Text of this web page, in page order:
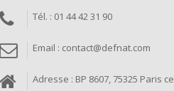
Tél. : 01 44 42 31 90
Email : contact@defnat.com
Adresse : BP 8607, 75325 Paris